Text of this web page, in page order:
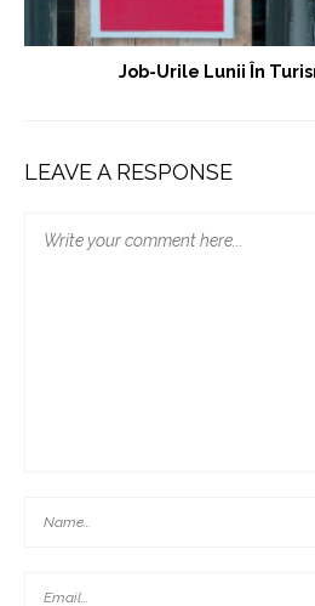
Job-Urile Lunii În
LEAVE A RESPONSE